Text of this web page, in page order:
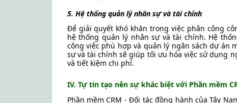
5. Hệ thống quản lý nhân sự và tài chính
Để giải quyết khó khăn trong việc phân công
hệ thống quản lý nhân sự và tài chính. Hệ
công việc phù hợp và quản lý ngân sách dự án
sự và tài chính sẽ giúp tối ưu hóa việc sử dụng
và tiết kiệm chi phí.
IV. Tự tin tạo nên sự khác biệt với Phần mềm
Phần mềm CRM - Đối tác đồng hành của Tây